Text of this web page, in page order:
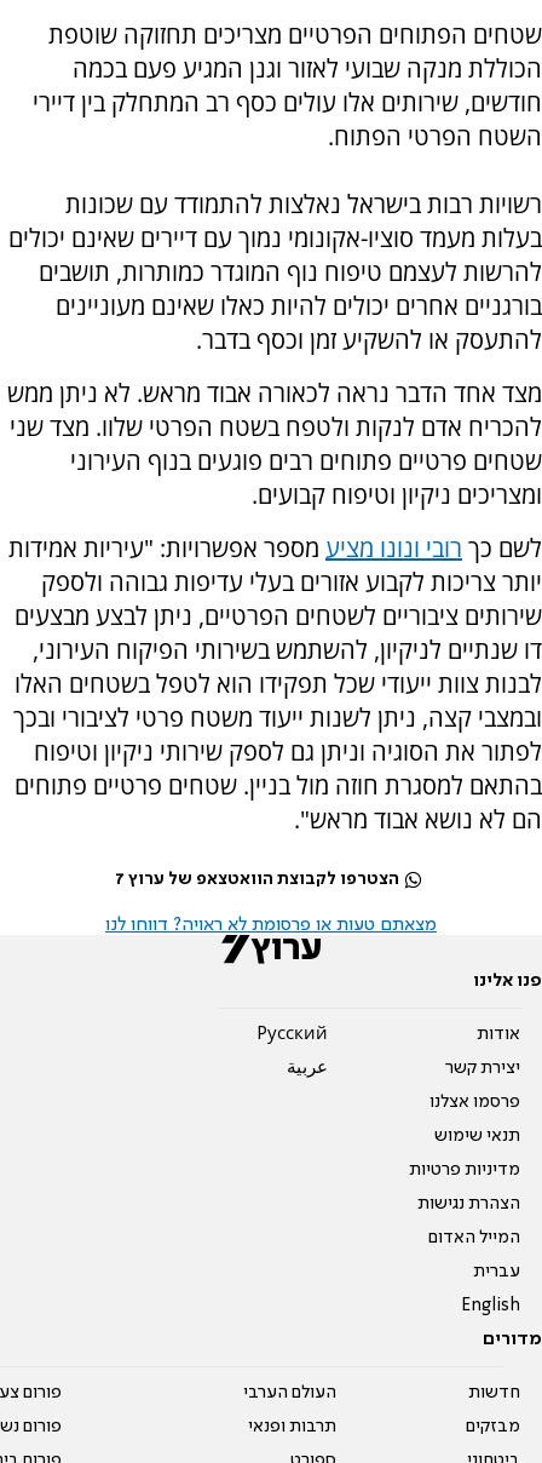
שטחים הפתוחים הפרטיים מצריכים תחזוקה שוטפת
הכוללת מנקה שבועי לאזור וגנן המגיע פעם בכמה
חודשים, שירותים אלו עולים כסף רב המתחלק בין דיירי
השטח הפרטי הפתוח.
רשויות רבות בישראל נאלצות להתמודד עם שכונות
בעלות מעמד סוציו-אקונומי נמוך עם דיירים שאינם יכולים
להרשות לעצמם טיפוח נוף המוגדר כמותרות, תושבים
בורגניים אחרים יכולים להיות כאלו שאינם מעוניינים
להתעסק או להשקיע זמן וכסף בדבר.
מצד אחד הדבר נראה לכאורה אבוד מראש. לא ניתן ממש
להכריח אדם לנקות ולטפח בשטח הפרטי שלוו. מצד שני
שטחים פרטיים פתוחים רבים פוגעים בנוף העירוני
ומצריכים ניקיון וטיפוח קבועים.
לשם כך רובי ונונו מציע מספר אפשרויות: "עיריות אמידות
יותר צריכות לקבוע אזורים בעלי עדיפות גבוהה ולספק
שירותים ציבוריים לשטחים הפרטיים, ניתן לבצע מבצעים
דו שנתיים לניקיון, להשתמש בשירותי הפיקוח העירוני,
לבנות צוות ייעודי שכל תפקידו הוא לטפל בשטחים האלו
ובמצבי קצה, ניתן לשנות ייעוד משטח פרטי לציבורי ובכך
לפתור את הסוגיה וניתן גם לספק שירותי ניקיון וטיפוח
בהתאם למסגרת חוזה מול בניין. שטחים פרטיים פתוחים
הם לא נושא אבוד מראש".
הצטרפו לקבוצת הוואטצאפ של ערוץ 7
מצאתם טעות או פרסומת לא ראויה? דווחו לנו
פנו אלינו
אודות
יצירת קשר
פרסמו אצלנו
תנאי שימוש
מדיניות פרטיות
הצהרת נגישות
המייל האדום
עברית
English
Pусский
عربية
מדורים
חדשות
מבזקים
העולם הערבי
תרבות ופנאי
פורום
פורום